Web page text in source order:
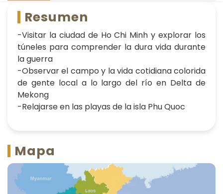
Resumen
-Visitar la ciudad de Ho Chi Minh y explorar los
túneles para comprender la dura vida durante
la guerra
-Observar el campo y la vida cotidiana colorida
de gente local a lo largo del río en Delta de
Mekong
-Relajarse en las playas de la isla Phu Quoc
Mapa